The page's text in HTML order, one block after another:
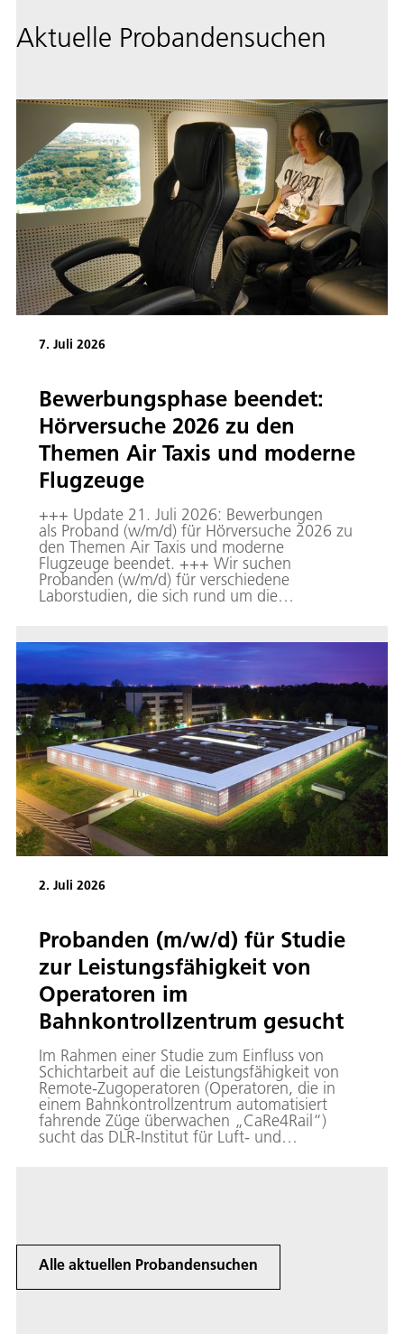
Aktuelle Probandensuchen
7. Juli 2026
Bewerbungsphase beendet:
Hörversuche 2026 zu den
Themen Air Taxis und moderne
Flugzeuge
+++ Update 21. Juli 2026: Bewerbungen
als Proband (w/m/d) für Hörversuche 2026 zu
den Themen Air Taxis und moderne
Flugzeuge beendet. +++ Wir suchen
Probanden (w/m/d) für verschiedene
Laborstudien, die sich rund um die
drehen. Dabei forschen wir sowohl zum
Wohlbefinden von Passagieren während des
Fluges als auch dazu, wie Anwohnende den
Lärm bei Über- und An-/Abflügen
wahrnehmen und sich ggf. gestört und
belästigt fühlen könnten.
2. Juli 2026
Probanden (m/w/d) für Studie
zur Leistungsfähigkeit von
Operatoren im
Bahnkontrollzentrum gesucht
Im Rahmen einer Studie zum Einfluss von
Schichtarbeit auf die Leistungsfähigkeit von
Remote-Zugoperatoren (Operatoren, die in
einem Bahnkontrollzentrum automatisiert
fahrende Züge überwachen „CaRe4Rail“)
sucht das DLR-Institut für Luft- und
Alle aktuellen Probandensuchen